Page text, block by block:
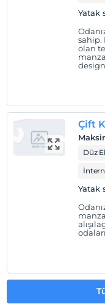
Yatak
sahip.
olan
Çift
Düz
Yatak